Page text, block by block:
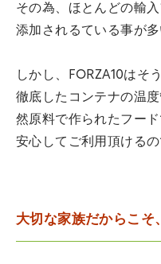
その為、ほとんどの輸
添加されるている事が多
しかし、FORZA10はそ
徹底したコンテナの温
然原料で作られたフード
安心してご利用頂けるの
大切な家族だからこそ